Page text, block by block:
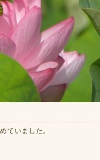
ていました。